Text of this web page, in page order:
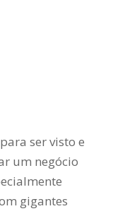
ser visto e
um negócio
gigantes